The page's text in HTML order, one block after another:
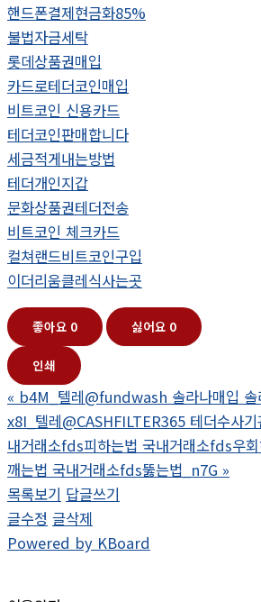
핸드폰결제현금화85%
불법자금세탁
롯데상품권매입
카드로테더코인매입
비트코인 신용카드
테더코인판매합니다
세금적게내는방법
테더개인지갑
문화상품권테더전송
비트코인 체크카드
컬쳐랜드비트코인구입
이더리움클레식사는곳
좋아요 0 싫어요 0
인쇄
« b4M_텔레@fundwash 솔라나매입 솔
x8I_텔레@CASHFILTER365 테더수사
내거래소fds피하는법 국내거래소fds우
깨는법 국내거래소fds뚫는법_n7G »
목록보기 답글쓰기
글수정 글삭제
Powered by KBoard